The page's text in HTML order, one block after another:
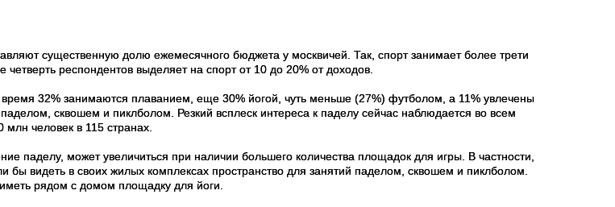
существенную долю ежемесячного бюджета у москвичей. Так, спорт занимает более трети
респондентов выделяет на спорт от 10 до 20% от доходов.
время 32% занимаются плаванием, еще 30% йогой, чуть меньше (27%) футболом, а 11% увлечены
сквошем и пиклболом. Резкий всплеск интереса к паделу сейчас наблюдается во всем
человек в 115 странах.
паделу, может увеличиться при наличии большего количества площадок для игры. В частности,
бы видеть в своих жилых комплексах пространство для занятий паделом, сквошем и пиклболом.
рядом с домом площадку для йоги.